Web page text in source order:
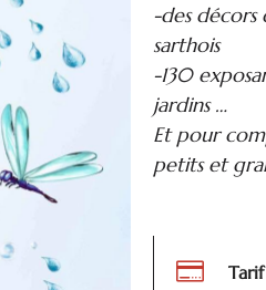
-des décors
sarthois
-130
jardins …
Et pour
petits et
